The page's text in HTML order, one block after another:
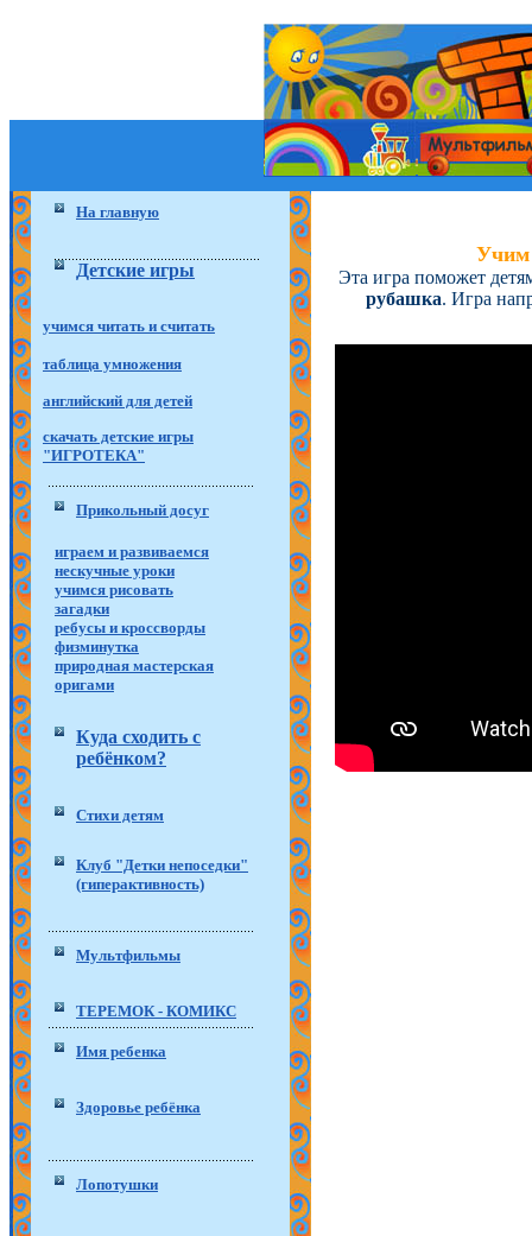
На главную
Детские игры
учимся читать и считать
таблица умножения
английский для детей
скачать детские игры
"ИГРОТЕКА"
Прикольный досуг
играем и развиваемся
нескучные уроки
учимся рисовать
загадки
ребусы и кроссворды
физминутка
природная мастерская
оригами
Куда сходить с
ребёнком?
Стихи детям
Клуб "Детки непоседки"
(гиперактивность)
Мультфильмы
ТЕРЕМОК - КОМИКС
Имя ребенка
Здоровье ребёнка
Лопотушки
Учим
Эта игра поможет
рубашка. Игра